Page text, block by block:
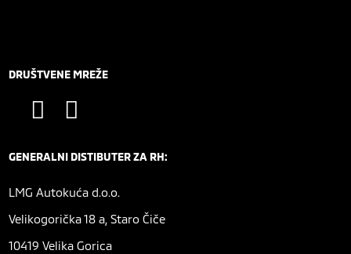
DRUŠTVENE MREŽE
GENERALNI DISTIBUTER ZA RH:
LMG Autokuća d.o.o.
Velikogorička 18 a, Staro Čiče
10419 Velika Gorica